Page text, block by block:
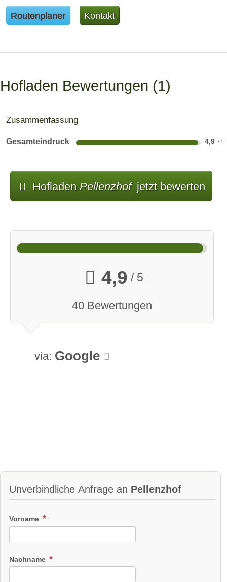
Routenplaner Kontakt
Hofladen Bewertungen 1
Zusammenfassung
Gesamteindruck 4,9
Hofladen Pellenzhof jetzt bewerten
4,9 / 5
40 Bewertungen
via: Google
Unverbindliche Anfrage an Pellenzhof
Vorname
Nachname